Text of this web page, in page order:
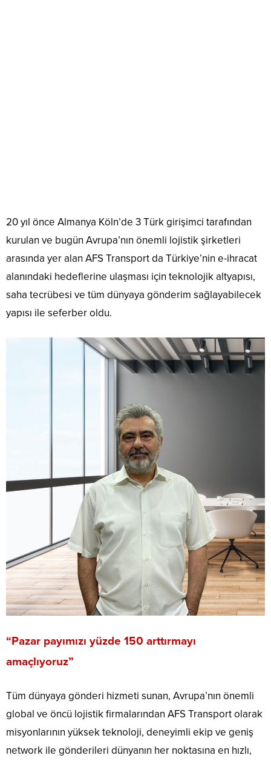
20 yıl önce Almanya Köln’de 3 Türk girişimci tarafından
kurulan ve bugün Avrupa’nın önemli lojistik şirketleri
arasında yer alan AFS Transport da Türkiye’nin e-ihracat
alanındaki hedeflerine ulaşması için teknolojik altyapısı,
saha tecrübesi ve tüm dünyaya gönderim sağlayabilecek
yapısı ile seferber oldu.
“Pazar payımızı yüzde 150 arttırmayı
amaçlıyoruz”
Tüm dünyaya gönderi hizmeti sunan, Avrupa’nın önemli
global ve öncü lojistik firmalarından AFS Transport olarak
misyonlarının yüksek teknoloji, deneyimli ekip ve geniş
network ile gönderileri dünyanın her noktasına en hızlı,